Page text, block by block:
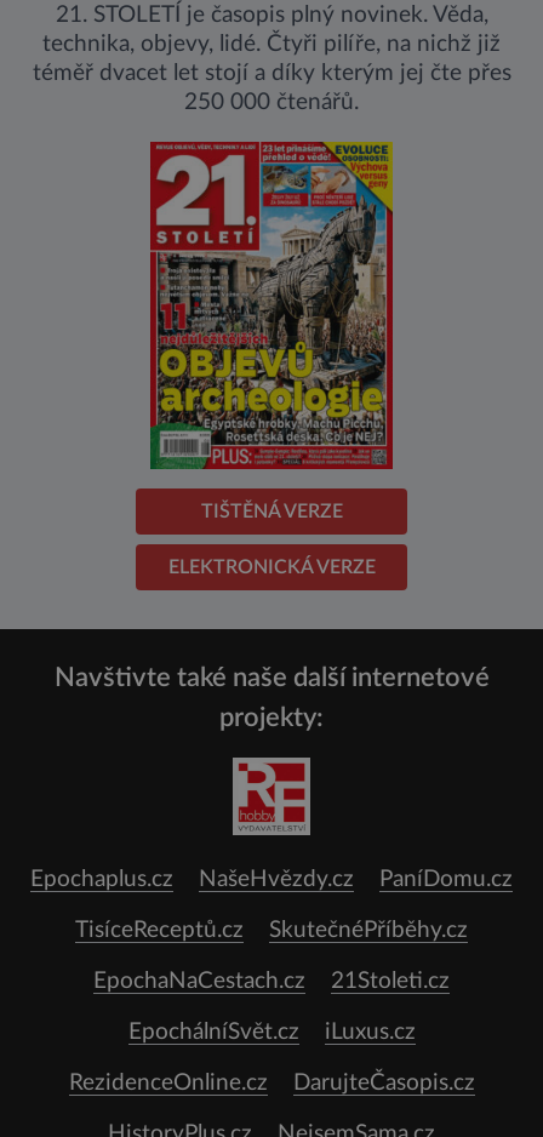
21. STOLETÍ je časopis plný novinek. Věda,
technika, objevy, lidé. Čtyři pilíře, na nichž již
téměř dvacet let stojí a díky kterým jej čte přes
250 000 čtenářů.
TIŠTĚNÁ VERZE
ELEKTRONICKÁ VERZE
Navštivte také naše další internetové
projekty:
Epochaplus.cz NašeHvězdy.cz PaníDomu.cz
TisíceReceptů.cz SkutečnéPříběhy.cz
EpochaNaCestach.cz 21Stoleti.cz
EpochálníSvět.cz iLuxus.cz
RezidenceOnline.cz DarujteČasopis.cz